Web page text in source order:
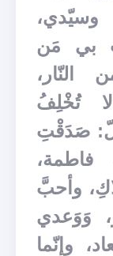
بي مَن
النّار،
تُخْلِفُ
صَدَقْتِ
فاطمة،
وأحبَّ
وَوَعدي
وإنّما